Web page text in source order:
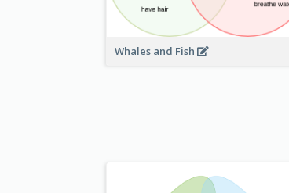
Whales and Fish